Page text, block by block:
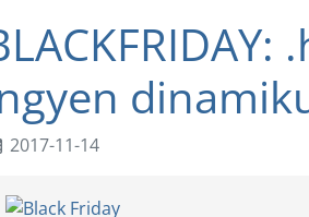
2017-11-14